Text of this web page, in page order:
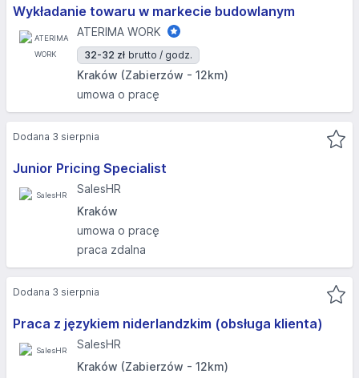
Wykładanie towaru w markecie budowlanym
ATERIMA WORK
32-32 zł brutto / godz.
Kraków (Zabierzów - 12km)
umowa o pracę
Junior Pricing Specialist
SalesHR
Kraków
umowa o pracę
praca zdalna
Dodana 3 sierpnia
Praca z językiem niderlandzkim (obsługa klienta)
SalesHR
Kraków (Zabierzów - 12km)
Dodana 3 sierpnia